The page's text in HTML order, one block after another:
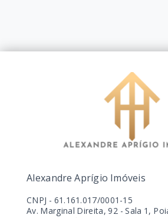
Alexandre Aprígio Imóveis
CNPJ - 61.161.017/0001-15
Av. Marginal Direita, 92 - Sala 1,